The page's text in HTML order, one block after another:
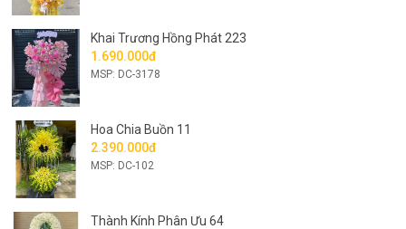
Khai Trương Hồng Phát 223
1.690.000đ
MSP: DC-3178
Hoa Chia Buồn 11
2.390.000đ
MSP: DC-102
Thành Kính Phân Ưu 64